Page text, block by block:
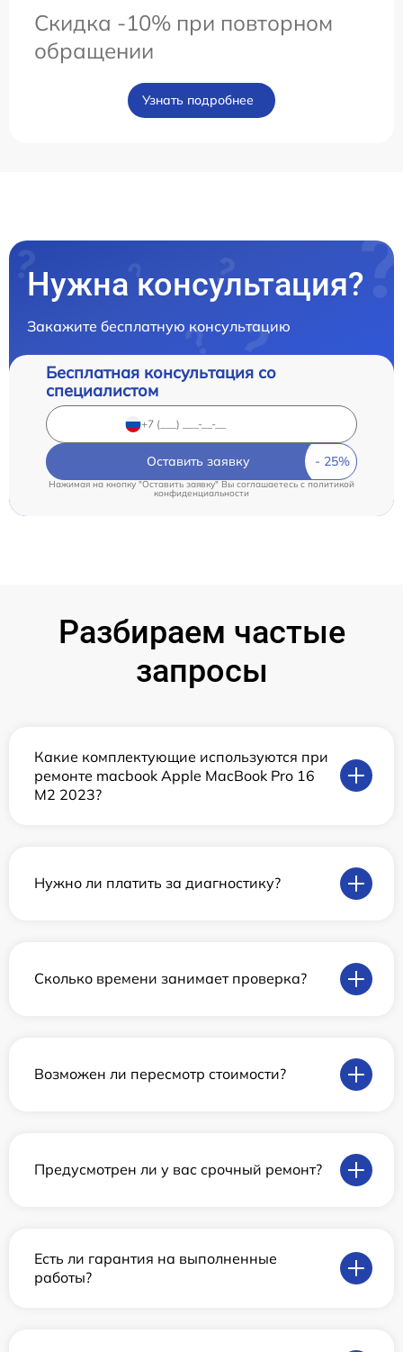
Скидка -10% при повторном
обращении
Узнать подробнее
Нужна консультация?
Закажите бесплатную консультацию
Бесплатная консультация со
специалистом
Оставить заявку
Нажимая на кнопку "Оставить заявку" Вы соглашаетесь cполитикой
конфиденциальности
Разбираем частые
запросы
Какие комплектующие используются при
ремонте macbook Apple MacBook Pro 16
M2 2023?
Нужно ли платить за диагностику?
Сколько времени занимает проверка?
Возможен ли пересмотр стоимости?
Предусмотрен ли у вас срочный ремонт?
Есть ли гарантия на выполненные
работы?